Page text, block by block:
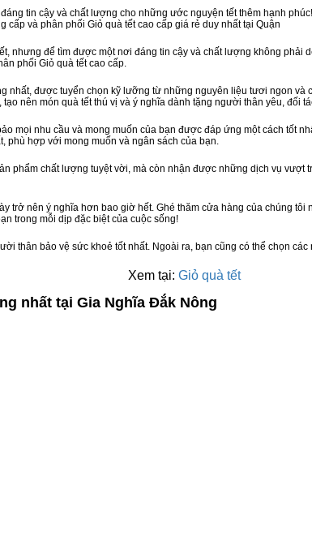
tin cậy và chất lượng cho những ước nguyện tết thêm hạnh phúc!
và phân phối Giỏ quà tết cao cấp giá rẻ duy nhất tại Quận
nhưng để tìm được một nơi đáng tin cậy và chất lượng không
phối Giỏ quà tết cao cấp.
nhất, được tuyển chọn kỹ lưỡng từ những nguyên liệu tươi ngon và
nên món quà tết thú vị và ý nghĩa dành tặng người thân yêu, đối
mọi nhu cầu và mong muốn của bạn được đáp ứng một cách tốt
phù hợp với mong muốn và ngân sách của bạn.
phẩm chất lượng tuyệt vời, mà còn nhận được những dịch vụ vượt
trở nên ý nghĩa hơn bao giờ hết. Ghé thăm cửa hàng của chúng
trong mỗi dịp đặc biệt của cuộc sống!
thân bảo vệ sức khoẻ tốt nhất. Ngoài ra, bạn cũng có thể chọn các
Xem tại: Giỏ quà tết
nhất tại Gia Nghĩa Đắk Nông